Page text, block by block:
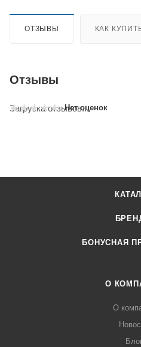
ОТЗЫВЫ КАК
Отзывы
Нет оценок
Загрузка отзывов...
БОНУСНАЯ
О
О